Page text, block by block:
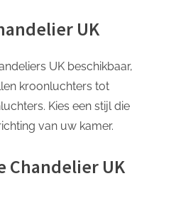
UK
UK beschikbaar,
kroonluchters tot
Kies een stijl die
van uw kamer.
Chandelier UK